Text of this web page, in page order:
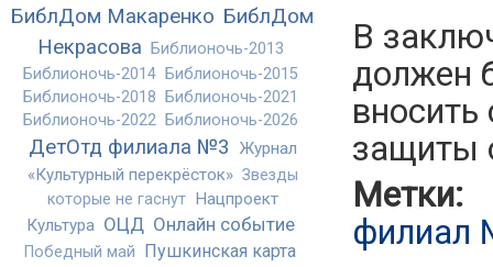
БиблДом Макаренко БиблДом
Некрасова
Библионочь-2013
Библионочь-2014
Библионочь-2015
Библионочь-2018
Библионочь-2021
Библионочь-2022
Библионочь-2026
ДетОтд филиала №3
Журнал
«Культурный перекрёсток» Звезды
которые не гаснут Нацпроект
Культура ОЦД Онлайн событие
Победный май Пушкинская карта
В
должен
защиты
Метки:
филиал